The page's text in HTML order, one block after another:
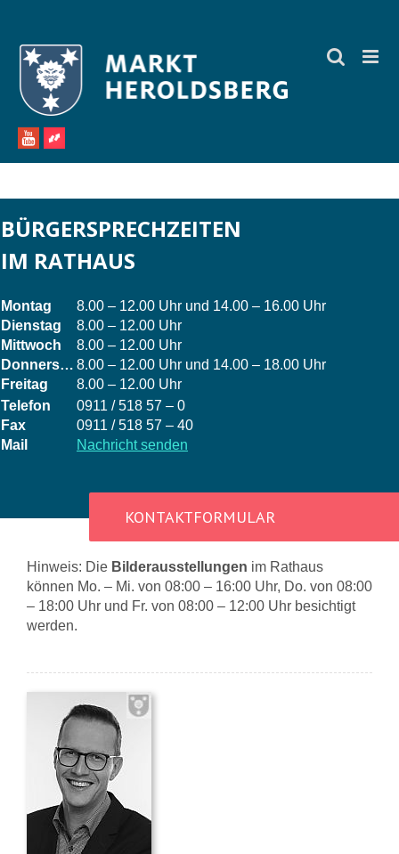
springen
BÜRGERSPRECHZEITEN
IM RATHAUS
Montag
8.00 – 12.00 Uhr und 14.00 – 16.00 Uhr
Dienstag
8.00 – 12.00 Uhr
Mittwoch
8.00 – 12.00 Uhr
Donnerstag 8.00 – 12.00 Uhr und 14.00 – 18.00 Uhr
Freitag
8.00 – 12.00 Uhr
Telefon
0911 / 518 57 – 0
Fax
0911 / 518 57 – 40
Mail
Nachricht senden
KONTAKTFORMULAR
Hinweis: Die Bilderausstellungen im Rathaus
können Mo. – Mi. von 08:00 – 16:00 Uhr, Do. von 08:00
– 18:00 Uhr und Fr. von 08:00 – 12:00 Uhr besichtigt
werden.